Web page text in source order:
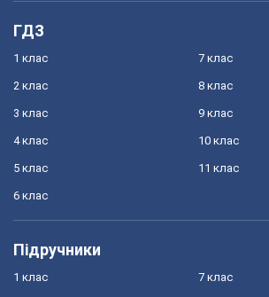
ГДЗ
1 клас
2 клас
3 клас
4 клас
5 клас
6 клас
7 клас
8 клас
9 клас
10 клас
11 клас
Підручники
1 клас 7 клас